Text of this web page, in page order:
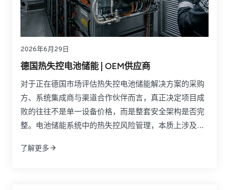
2026年6月29日
德国热失控电池储能 | OEM供应商
对于正在德国市场评估热失控电池储能解决方案的采购
方、系统集成商与渠道合作伙伴而言，真正决定项目成
败的往往不是单一设备价格，而是整套安全架构是否完
整。电池储能系统中的热失控风险管理，本质上涉及电
置、灭火系统、舱体结构以及合规文件之间的协同。如
了解更多